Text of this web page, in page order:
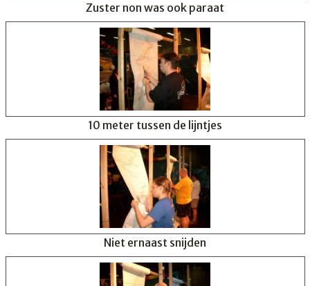
Zuster non was ook paraat
10 meter tussen de lijntjes
Niet ernaast snijden